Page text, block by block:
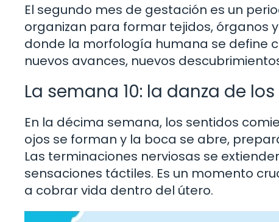
El segundo mes de gestación es un
organizan para formar tejidos, órganos
donde la morfología humana se define
nuevos avances, nuevos
La semana 10: la danza de
En la décima semana, los sentidos
ojos se forman y la boca se abre,
Las terminaciones nerviosas se
sensaciones táctiles. Es un momento
a cobrar vida dentro del útero.